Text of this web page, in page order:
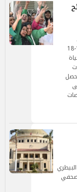
نصائح
التعليم الأساسي، عادةً في المرحلة الثانوية (عمر 16-18